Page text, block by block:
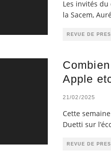
Les invités
la Sacem,
REVUE DE
Apple
21/02/2025
Cette
Duetti sur
REVUE DE